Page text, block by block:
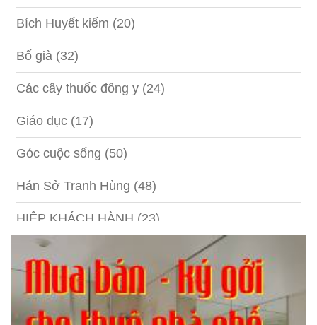
Bích Huyết kiếm (20)
Bố già (32)
Các cây thuốc đông y (24)
Giáo dục (17)
Góc cuộc sống (50)
Hán Sở Tranh Hùng (48)
HIỆP KHÁCH HÀNH (23)
Hồng lâu mộng
(1)
Kỹ năng(18)